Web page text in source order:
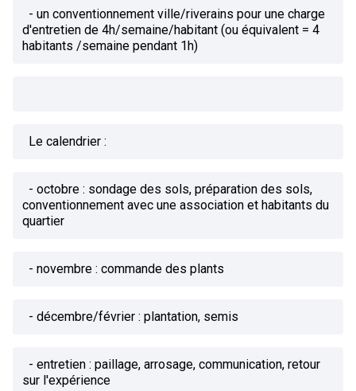
- un conventionnement ville/riverains pour une charge
d'entretien de 4h/semaine/habitant (ou équivalent = 4
habitants /semaine pendant 1h)
Le calendrier :
- octobre : sondage des sols, préparation des sols,
conventionnement avec une association et habitants du
quartier
- novembre : commande des plants
- décembre/février : plantation, semis
- entretien : paillage, arrosage, communication, retour
sur l'expérience